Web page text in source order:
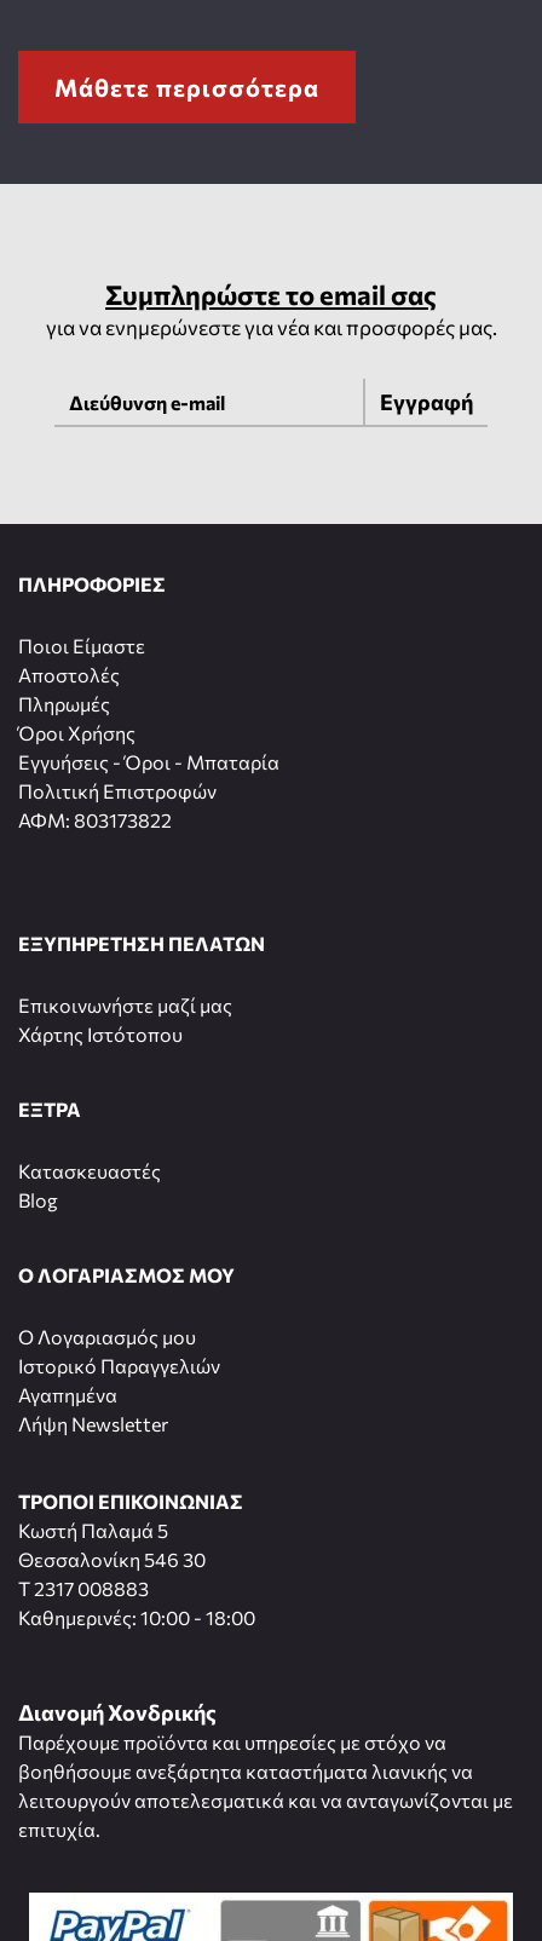
Μάθετε περισσότερα
Συμπληρώστε το email σας
για να ενημερώνεστε για νέα και προσφορές μας.
Εγγραφή
ΠΛΗΡΟΦΟΡΙΕΣ
Ποιοι Είμαστε
Αποστολές
Πληρωμές
Όροι Χρήσης
Εγγυήσεις - Όροι - Μπαταρία
Πολιτική Επιστροφών
ΑΦΜ: 803173822
ΕΞΥΠΗΡΕΤΗΣΗ ΠΕΛΑΤΩΝ
Επικοινωνήστε μαζί μας
Χάρτης Ιστότοπου
ΕΞΤΡΑ
Κατασκευαστές
Blog
Ο ΛΟΓΑΡΙΑΣΜΟΣ ΜΟΥ
O Λογαριασμός μου
Ιστορικό Παραγγελιών
Αγαπημένα
Λήψη Newsletter
ΤΡΟΠΟΙ ΕΠΙΚΟΙΝΩΝΙΑΣ
Κωστή Παλαμά 5
Θεσσαλονίκη 546 30
T 2317 008883
Καθημερινές: 10:00 - 18:00
Διανομή Χονδρικής
Παρέχουμε προϊόντα και υπηρεσίες με στόχο να
βοηθήσουμε ανεξάρτητα καταστήματα λιανικής να
λειτουργούν αποτελεσματικά και να ανταγωνίζονται με
επιτυχία.